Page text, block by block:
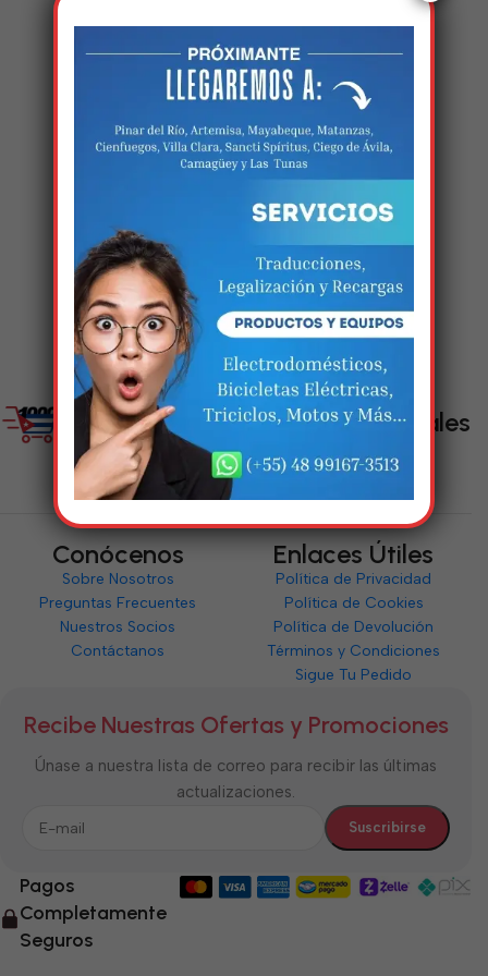
Enlaces Sociales
Conócenos
Sobre Nosotros
Preguntas Frecuentes
Nuestros Socios
Contáctanos
Enlaces Útiles
Política de Privacidad
Política de Cookies
Política de Devolución
Términos y Condiciones
Sigue Tu Pedido
Recibe Nuestras Ofertas y Promociones
Únase a nuestra lista de correo para recibir las últimas
actualizaciones.
Pagos
Completamente
Seguros
Estamos trabalhando
nisso!
Em breve, esta página estará
disponível com novidades
incríveis. Agradecemos pela
paciência e compreensão.